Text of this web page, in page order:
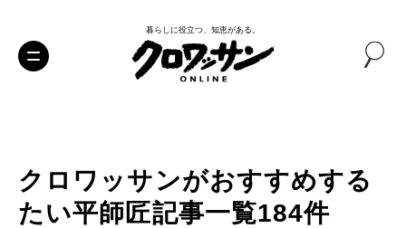
暮らしに役立つ、知恵がある。
クロワッサンがおすすめする
たい平師匠記事一覧184件